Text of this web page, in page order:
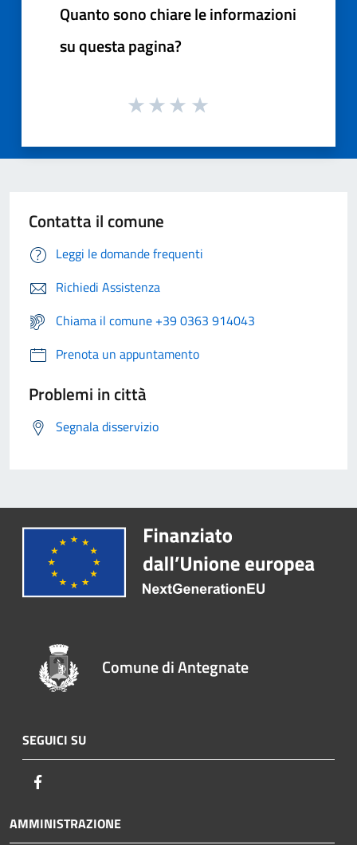
Quanto sono chiare le informazioni
su questa pagina?
Contatta il comune
Leggi le domande frequenti
Richiedi Assistenza
Chiama il comune +39 0363 914043
Prenota un appuntamento
Problemi in città
Segnala disservizio
Comune di Antegnate
SEGUICI SU
AMMINISTRAZIONE